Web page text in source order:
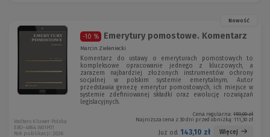
Nowość
-10 % Emerytury pomostowe. Komentarz
Marcin Zieleniecki
Komentarz do ustawy o emeryturach pomostowych to
kompleksowe opracowanie jednego z kluczowych, a
zarazem najbardziej złożonych instrumentów ochrony
socjalnej w polskim systemie emerytalnym. Autor
przedstawia genezę emerytur pomostowych, ich miejsce w
systemie zdefiniowanej składki oraz ewolucję rozwiązań
legislacyjnych.
Cena regularna: 159,00 zł
Najniższa cena z 30 dni przed obniżką: 111,30 zł
Już od: 143,10 zł Więcej
Wolters Kluwer Polska
EBO-4864 W01P01
Rok publikacji: 2026